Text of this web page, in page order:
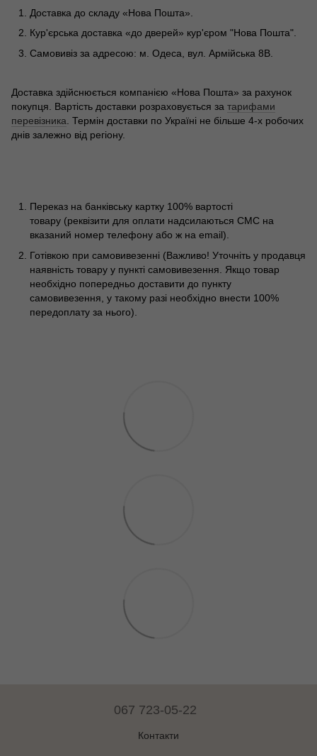
Доставка до складу «Нова Пошта».
Кур'єрська доставка «до дверей» кур'єром "Нова Пошта".
Самовивіз за адресою: м. Одеса, вул. Армійська 8В.
Доставка здійснюється компанією «Нова Пошта» за рахунок
покупця. Вартість доставки розраховується за тарифами
перевізника . Термін доставки по Україні не більше 4-х робочих
днів залежно від регіону.
Переказ на банківську картку 100% вартості
товару (реквізити для оплати надсилаються СМС на
вказаний номер телефону або ж на email).
Готівкою при самовивезенні (Важливо! Уточніть у продавця
наявність товару у пункті самовивезення. Якщо товар
необхідно попередньо доставити до пункту
самовивезення, у такому разі необхідно внести 100%
передоплату за нього).
067 723-05-22
Контакти